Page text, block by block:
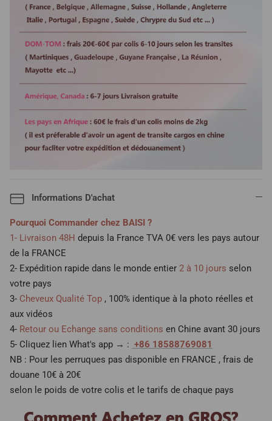
Informations D'achat
Pourquoi Commander chez BAISI ?
1- Livraison 48H depuis la France TVA 0€ vers les pays autour
de la FRANCE
2- Expédition rapide dans le monde entier 2 à 10 jours selon
votre pays
3- Cheveux Qualité Top , 100% identique à la photo réelles et
aux vidéos
4- Retour ou Echange sans conditions en Chine avant 30 jours
5- Cliquez lien What's app → : +86 18588769081
NB : Pour les perruques pas disponible en FRANCE , frais de
douane 10€ à 20€
selon le poids de votre colis et le tarifs de chaque pays